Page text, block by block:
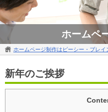
ホームペ
ホームページ制作はピーシー・ブレイ
新年のご挨拶